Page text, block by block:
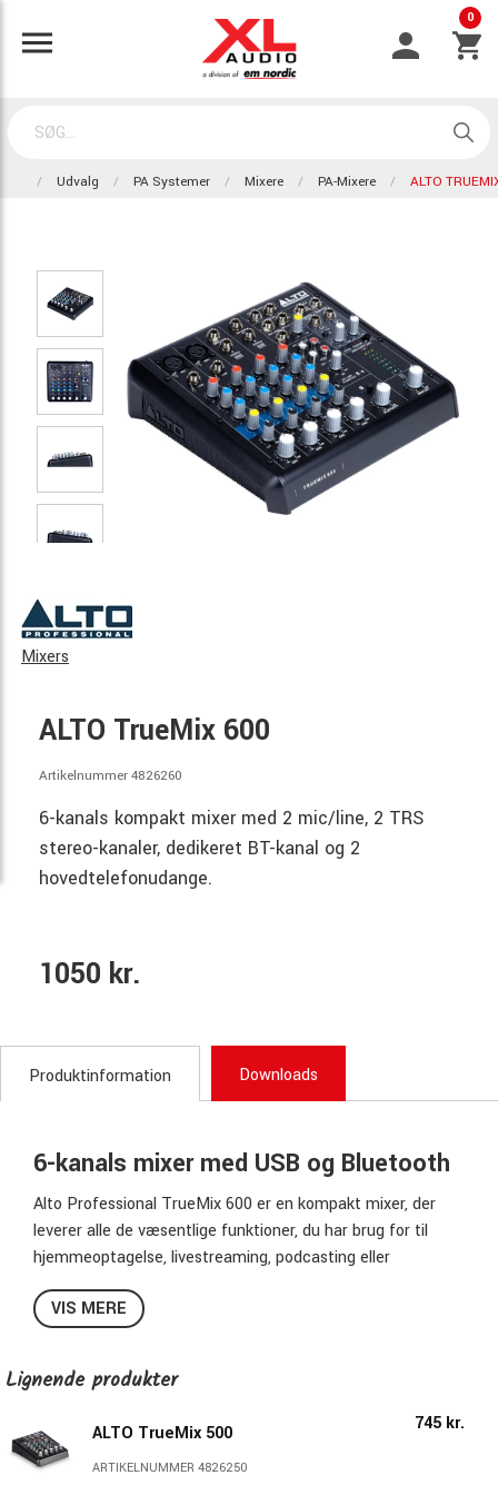
0
Udvalg PA Systemer Mixere PA-Mixere ALTO
Mixers
ALTO TrueMix 600
Artikelnummer 4826260
6-kanals kompakt mixer med 2 mic/line, 2 TRS
stereo-kanaler, dedikeret BT-kanal og 2
hovedtelefonudange.
1050 kr.
Produktinformation Downloads
6-kanals mixer med USB og Bluetooth
Alto Professional TrueMix 600 er en kompakt mixer, der
leverer alle de væsentlige funktioner, du har brug for til
hjemmeoptagelse, livestreaming, podcasting eller
optræden. Der er en praktisk Bluetooth-kanal til nem
streaming fra dine iOS/Android-enheder. Som noget unikt
feedbackfri telefonparring ved at benytte "mix-minus"-
teknologi.
Der er 6 analoge indgange med højt headroom som sikrer
minimal støj. Mikrofonindgangskanalerne tilbyder XLR-
VIS MERE
Lignende produkter
ALTO TrueMix 500
ARTIKELNUMMER 4826250
745 kr.